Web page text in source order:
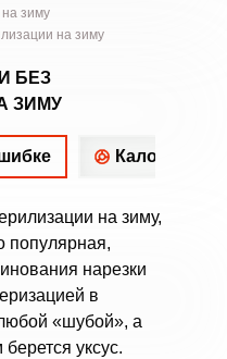
зиму
на зиму
БЕЗ
ЗИМУ
на зиму,
популярная,
нарезки
в
«шубой», а
уксус.